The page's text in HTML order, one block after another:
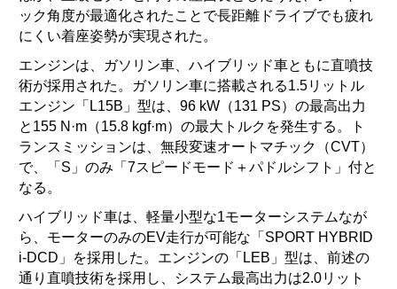
ック角度が最適化されたことで長距離ドライブでも疲れ
にくい着座姿勢が実現された。
エンジンは、ガソリン車、ハイブリッド車ともに直噴技
術が採用された。ガソリン車に搭載される1.5リットル
エンジン「L15B」型は、96 kW（131 PS）の最高出力
と155 N·m（15.8 kgf·m）の最大トルクを発生する。ト
ランスミッションは、無段変速オートマチック（CVT）
で、「S」のみ「7スピードモード＋パドルシフト」付と
なる。
ハイブリッド車は、軽量小型な1モーターシステムなが
ら、モーターのみのEV走行が可能な「SPORT HYBRID
i-DCD」を採用した。エンジンの「LEB」型は、前述の
通り直噴技術を採用し、システム最高出力は2.0リット